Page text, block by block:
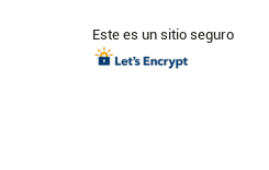
Este es un sitio seguro